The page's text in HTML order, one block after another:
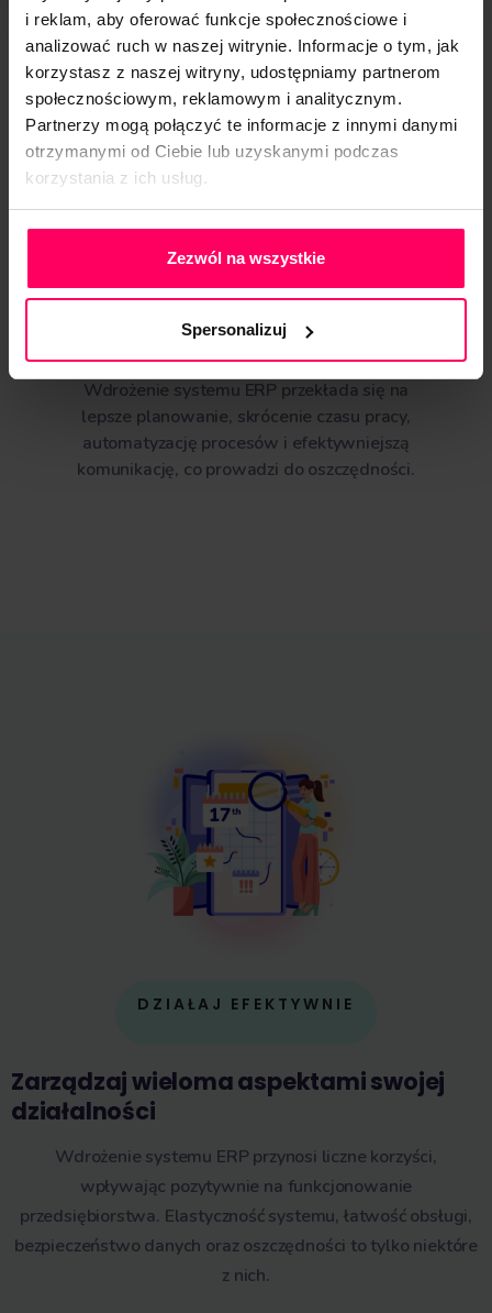
i reklam, aby oferować funkcje społecznościowe i
analizować ruch w naszej witrynie. Informacje o tym, jak
korzystasz z naszej witryny, udostępniamy partnerom
społecznościowym, reklamowym i analitycznym.
Partnerzy mogą połączyć te informacje z innymi danymi
otrzymanymi od Ciebie lub uzyskanymi podczas
korzystania z ich usług.
Polityka Prywatności
Zezwól na wszystkie
Spersonalizuj
Oszczędność
Wdrożenie systemu ERP przekłada się na
lepsze planowanie, skrócenie czasu pracy,
automatyzację procesów i efektywniejszą
komunikację, co prowadzi do oszczędności.
DZIAŁAJ EFEKTYWNIE
Zarządzaj wieloma aspektami swojej
działalności
Wdrożenie systemu ERP przynosi liczne korzyści,
wpływając pozytywnie na funkcjonowanie
przedsiębiorstwa. Elastyczność systemu, łatwość obsługi,
bezpieczeństwo danych oraz oszczędności to tylko niektóre
z nich.